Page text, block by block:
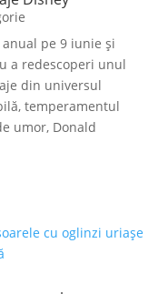
pe 9 iunie și
a redescoperi unul
din universul
temperamentul
umor, Donald